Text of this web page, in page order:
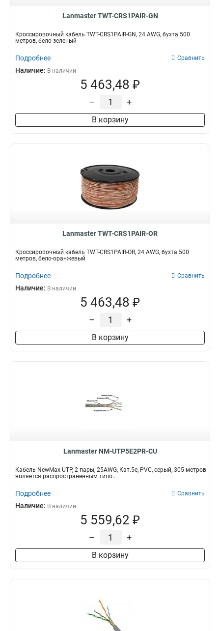
Lanmaster TWT-CRS1PAIR-GN
Кроссировочный кабель TWT-CRS1PAIR-GN, 24 AWG, бухта 500
метров, бело-зеленый
Подробнее Сравнить
Наличие: В наличии
5 463,48 ₽
– +
В корзину
Lanmaster TWT-CRS1PAIR-OR
Кроссировочный кабель TWT-CRS1PAIR-OR, 24 AWG, бухта 500
метров, бело-оранжевый
Подробнее Сравнить
Наличие: В наличии
5 463,48 ₽
– +
В корзину
Lanmaster NM-UTP5E2PR-CU
Кабель NewMax UTP, 2 пары, 25AWG, Кат.5e, PVC, серый, 305 метров
является распространенным типо...
Подробнее Сравнить
Наличие: В наличии
5 559,62 ₽
– +
В корзину